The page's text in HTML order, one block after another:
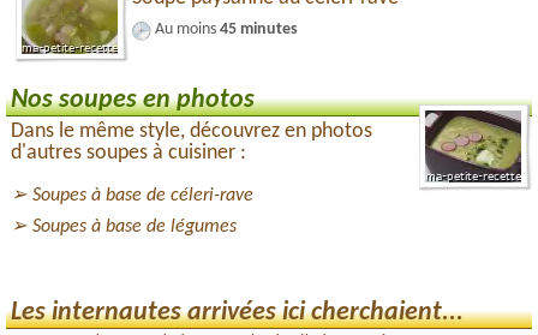
Au moins 45 minutes
Nos soupes en photos
Dans le même style, découvrez en photos
d'autres soupes à cuisiner :
Soupes à base de céleri-rave
Soupes à base de légumes
Les internautes arrivées ici cherchaient...